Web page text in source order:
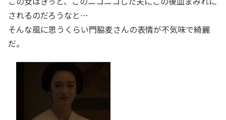
されるのだろうなと…
そんな風に思うくらい門脇麦さんの表情が不気味で綺麗
だ。